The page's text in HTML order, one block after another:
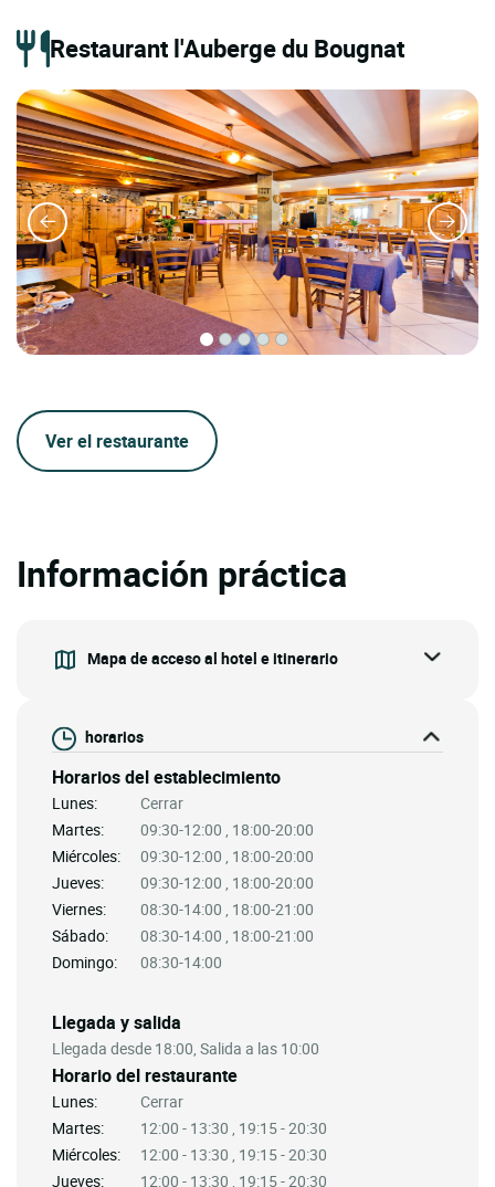
Restaurant l'Auberge du Bougnat
Ver el restaurante
Información práctica
Mapa de acceso al hotel e itinerario
horarios
Horarios del establecimiento
Lunes:
Cerrar
Martes:
09:30-12:00 , 18:00-20:00
Miércoles:
09:30-12:00 , 18:00-20:00
Jueves:
09:30-12:00 , 18:00-20:00
Viernes:
08:30-14:00 , 18:00-21:00
Sábado:
08:30-14:00 , 18:00-21:00
Domingo:
08:30-14:00
Llegada y salida
Llegada desde 18:00, Salida a las 10:00
Horario del restaurante
Lunes:
Cerrar
Martes:
12:00 - 13:30 , 19:15 - 20:30
Miércoles:
12:00 - 13:30 , 19:15 - 20:30
Jueves:
12:00 - 13:30 , 19:15 - 20:30